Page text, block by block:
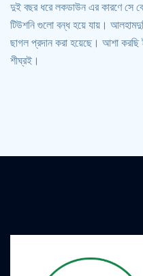
দুই বছর ধরে লকডাউন এর কারণে সে
টিউশনি গুলো বন্ধ হয়ে যায়।
ছাগল প্রদান করা হয়েছে। আশা করছি
শীঘ্রই।